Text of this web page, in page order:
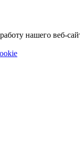
нашего веб-